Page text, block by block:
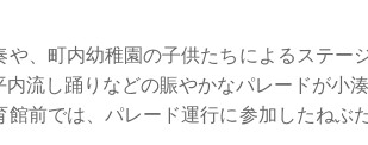
や、町内幼稚園の子供たちによるステー
流し踊りなどの賑やかなパレードが小
館前では、パレード運行に参加したねぶ